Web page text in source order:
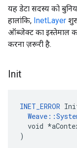
यह डेटा सदस्य को
हालांकि, InetLayer
ऑब्जेक्ट का इस्तेमाल
करना ज़रूरी है.
Init
INET_ERROR
void
)